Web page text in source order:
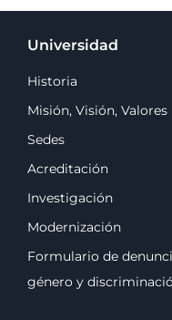
Universidad
Historia
Misión, Visión, Valores
Sedes
Acreditación
Investigación
Modernización
Formulario de
género y